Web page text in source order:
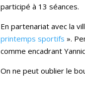
participé à 13 séances.
En partenariat avec la
printemps sportifs ».
comme encadrant
On ne peut oublier le